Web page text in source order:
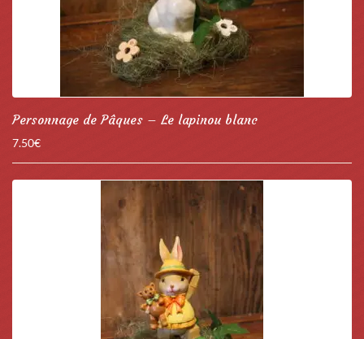
Personnage de Pâques – Le lapinou blanc
7.50€